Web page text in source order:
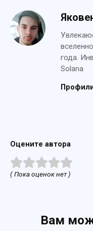
года.
Solana
Оцените автора
( Пока оценок нет )
Вам